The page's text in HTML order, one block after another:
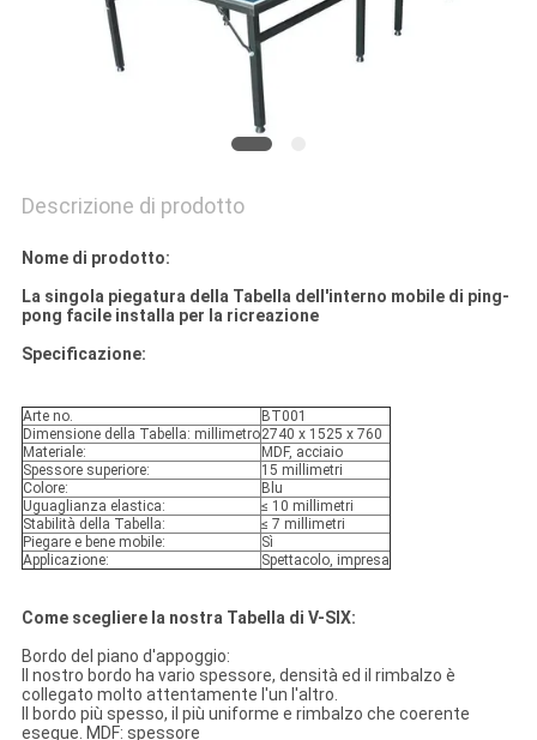
Descrizione di prodotto
Nome di prodotto:
La singola piegatura della Tabella dell'interno mobile di ping-
pong facile installa per la ricreazione
Specificazione:
Arte no.
BT001
Dimensione della Tabella: millimetro2740 x 1525 x 760
Materiale:
MDF, acciaio
Spessore superiore:
15 millimetri
Colore:
Blu
Uguaglianza elastica:
≤ 10 millimetri
Stabilità della Tabella:
≤ 7 millimetri
Piegare e bene mobile:
Sì
Applicazione:
Spettacolo, impresa
Come scegliere la nostra Tabella di V-SIX:
Bordo del piano d'appoggio:
Il nostro bordo ha vario spessore, densità ed il rimbalzo è
collegato molto attentamente l'un l'altro.
Il bordo più spesso, il più uniforme e rimbalzo che coerente
esegue. MDF: spessore